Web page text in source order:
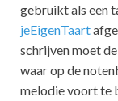
gebruikt als een
jeEigenTaart
schrijven moet
waar op de
melodie voort te